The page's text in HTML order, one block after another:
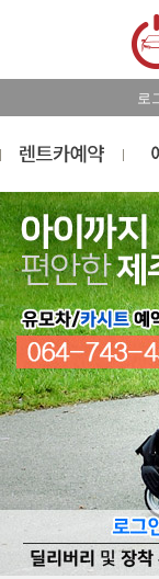
로
렌트카 예약
오늘 하루 이창을 열지
오늘 하루 이창을 열지
오늘 하루 이창을 열지